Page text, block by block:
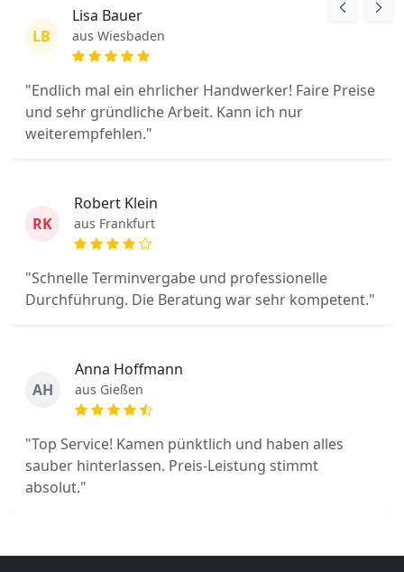
LB
Lisa Bauer
aus Wiesbaden
"Endlich mal ein ehrlicher Handwerker! Faire Preise
und sehr gründliche Arbeit. Kann ich nur
weiterempfehlen."
RK
Robert Klein
aus Frankfurt
"Schnelle Terminvergabe und professionelle
Durchführung. Die Beratung war sehr kompetent."
AH
Anna Hoffmann
aus Gießen
"Top Service! Kamen pünktlich und haben alles
sauber hinterlassen. Preis-Leistung stimmt
absolut."